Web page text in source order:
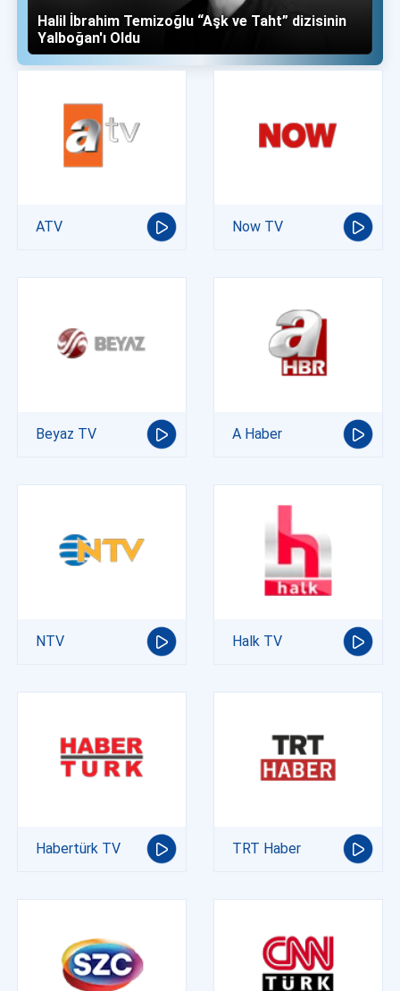
Halil İbrahim Temizoğlu “Aşk ve Taht” dizisinin
Yalboğan'ı Oldu
ATV Now TV
Beyaz TV A Haber
NTV Halk TV
Habertürk TV TRT Haber